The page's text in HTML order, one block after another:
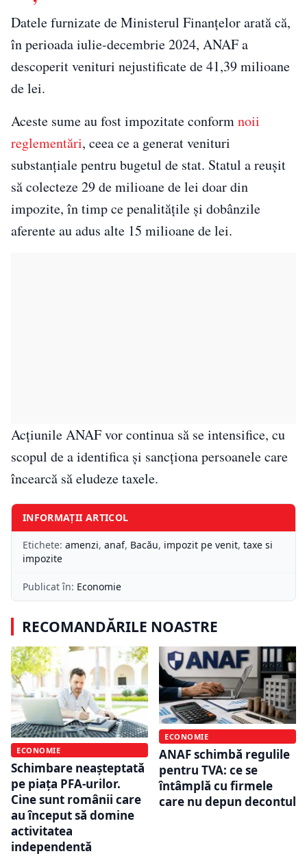
Datele furnizate de Ministerul Finanțelor arată că,
în perioada iulie-decembrie 2024, ANAF a
descoperit venituri nejustificate de 41,39 milioane
de lei.
Aceste sume au fost impozitate conformnoii
reglementări, ceea ce a generat venituri
substanțiale pentru bugetul de stat. Statul a reușit
să colecteze 29 de milioane de lei doar din
impozite, în timp ce penalitățile și dobânzile
aferente au adus alte 15 milioane de lei.
Acțiunile ANAF vor continua să se intensifice, cu
scopul de a identifica și sancționa persoanele care
încearcă să eludeze taxele.
INFORMAȚII ARTICOL
Etichete: amenzi, anaf, Bacău, impozit pe venit, taxe si
impozite
Publicat în: Economie
RECOMANDĂRILE NOASTRE
ECONOMIE
Schimbare neașteptată
pe piața PFA-urilor.
Cine sunt românii care
au început să domine
activitatea
independentă
ECONOMIE
ANAF schimbă regulile
pentru TVA: ce se
întâmplă cu firmele
care nu depun decontul